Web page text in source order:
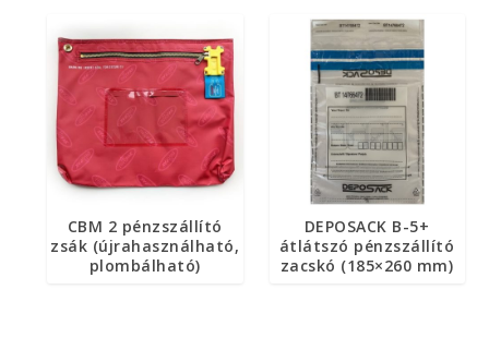
CBM 2 pénzszállító
zsák (újrahasználható,
plombálható)
DEPOSACK B-5+
átlátszó pénzszállító
zacskó (185×260 mm)